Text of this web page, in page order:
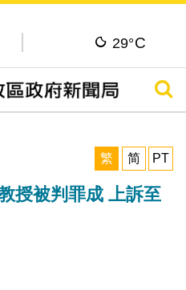
29°C
搜尋
繁
简 PT
授被判罪成 上訴至